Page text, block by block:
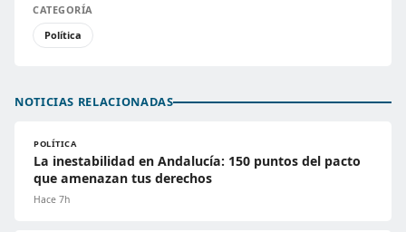
CATEGORÍA
Política
NOTICIAS RELACIONADAS
POLÍTICA
La inestabilidad en Andalucía: 150 puntos del pacto
que amenazan tus derechos
Hace 7h